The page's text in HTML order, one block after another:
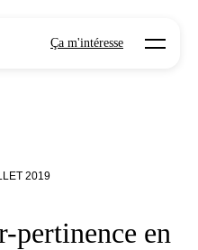
Ça m'intéresse Open
2019
pertinence en